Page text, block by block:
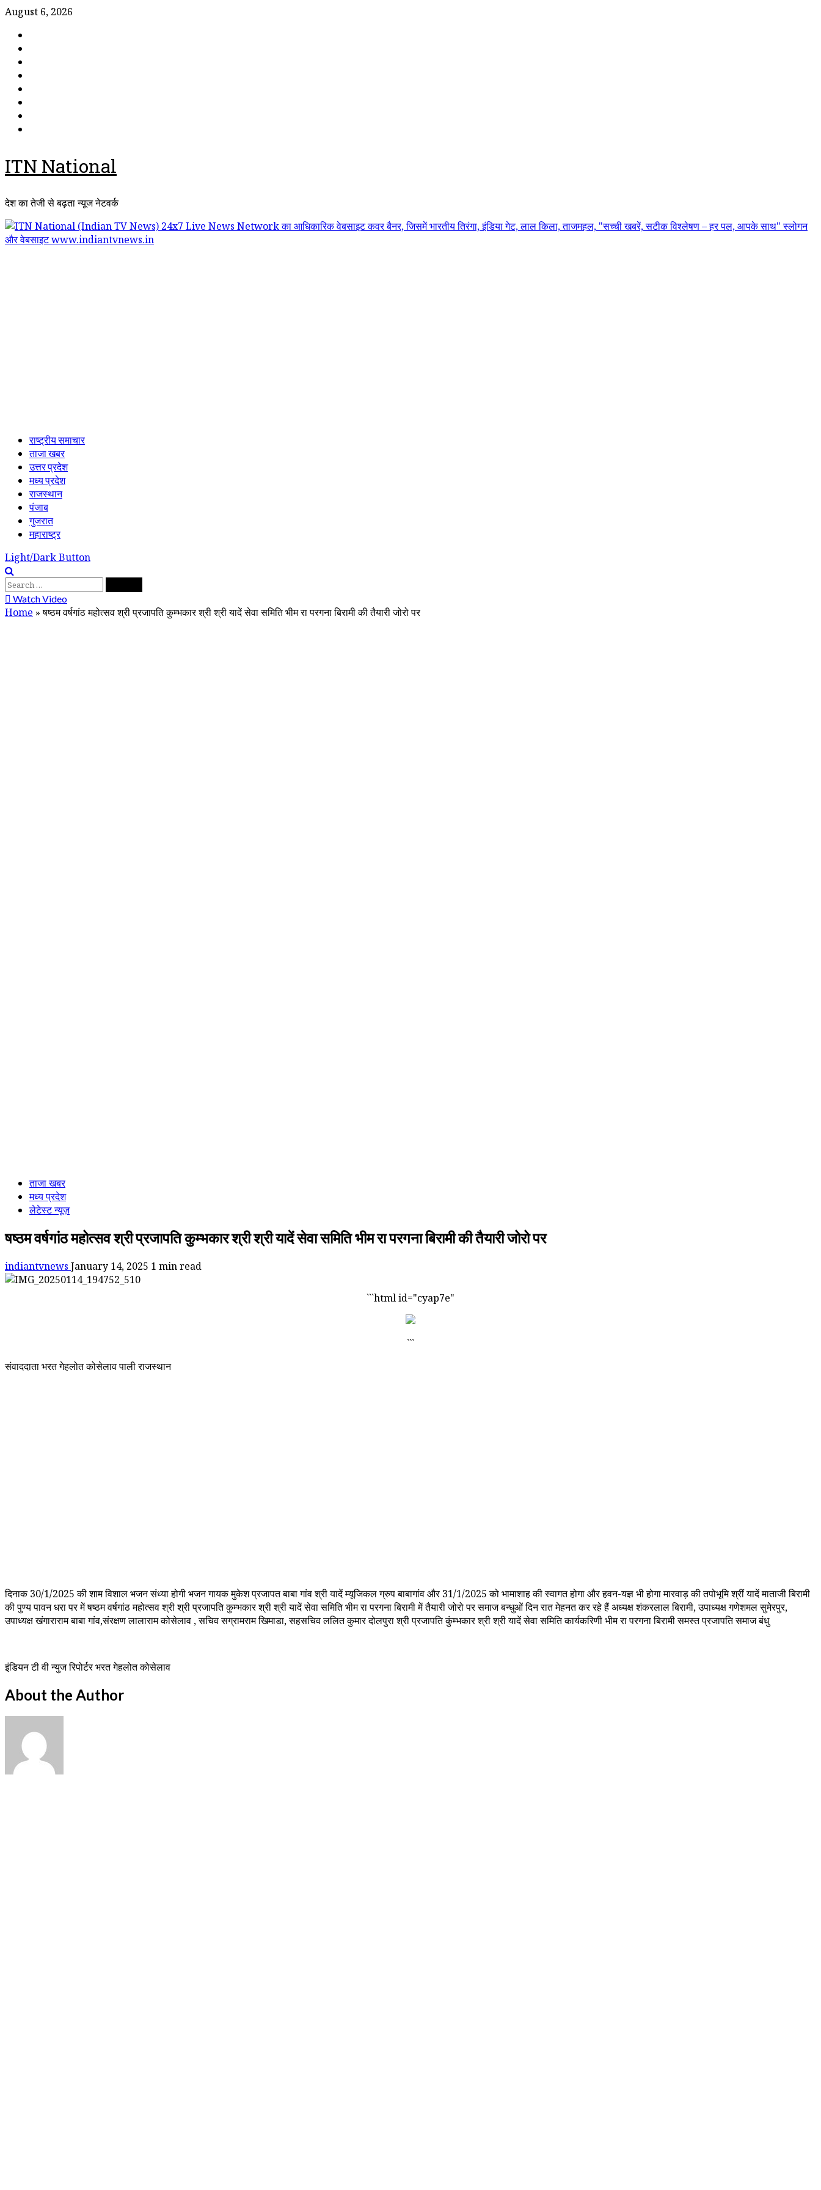
Skip
content
August 6, 2026
ITN National
देश का तेजी से बढ़ता न्यूज नेटवर्क
Primary
Menu
राष्ट्रीय समाचार
ताजा खबर
उत्तर प्रदेश
मध्य प्रदेश
राजस्थान
पंजाब
गुजरात
महाराष्ट्र
Light/Dark Button
Search
for:Watch Video
Home »षष्ठम वर्षगांठ महोत्सव श्री प्रजापति कुम्भकार श्री श्री यादें सेवा समिति भीम रा परगना बिरामी की तैयारी जोरो पर
ताजा खबर
मध्य प्रदेश
लेटेस्ट न्यूज़
षष्ठम वर्षगांठ महोत्सव श्री प्रजापति कुम्भकार श्री श्री यादें सेवा समिति भीम रा परगना बिरामी की तैयारी जोरो पर
indiantvnews January 14, 2025 1 min read
```html id="cyap7e"
```
संवाददाता भरत गेहलोत कोसेलाव पाली राजस्थान
दिनाक 30/1/2025 की शाम विशाल भजन संध्या होगी भजन गायक मुकेश प्रजापत बाबा गांव श्री यादें म्यूजिकल ग्रुप बाबागांव और 31/1/2025 को भामाशाह की स्वागत होगा और हवन-यज्ञ भी होगा मारवाड़ की तपोभूमि श्रीं यादें माताजी बिरामी
की पुण्य पावन धरा पर में षष्ठम वर्षगांठ महोत्सव श्री श्री प्रजापति कुम्भकार श्री श्री यादें सेवा समिति भीम रा परगना बिरामी में तैयारी जोरो पर समाज बन्धुओं दिन रात मेहनत कर रहे हैं अध्यक्ष शंकरलाल बिरामी, उपाध्यक्ष गणेशमल सुमेरपुर,
उपाध्यक्ष खंगाराराम बाबा गांव,संरक्षण लालाराम कोसेलाव , सचिव सग्रामराम खिमाडा, सहसचिव ललित कुमार दोलपुरा श्री प्रजापति कुंम्भकार श्री श्री यादें सेवा समिति कार्यकरिणी भीम रा परगना बिरामी समस्त प्रजापति समाज बंधु
इंडियन टी वी न्युज रिपोर्टर भरत गेहलोत कोसेलाव
About the Author